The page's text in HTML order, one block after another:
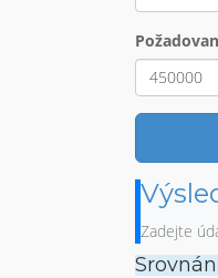
Zadejte